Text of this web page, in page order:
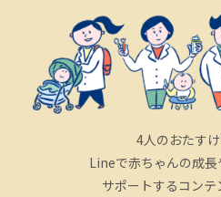
4人のおたすけ
Lineで赤ちゃんの成長
サポートするコンテ